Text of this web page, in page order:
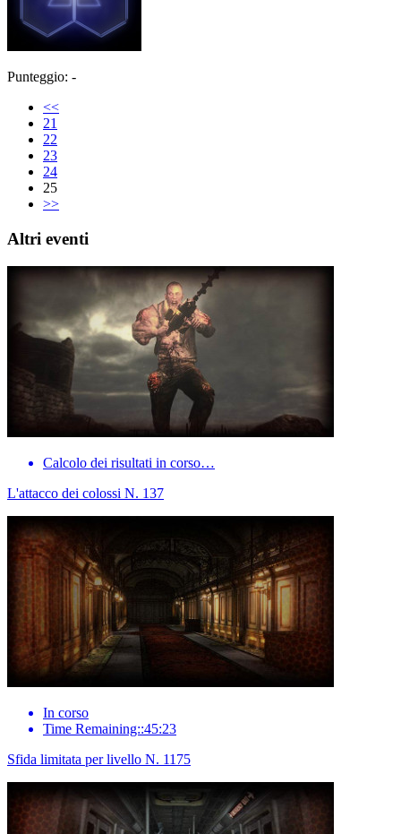
Punteggio: -
<<
21
22
23
24
25
>>
Altri eventi
Calcolo dei risultati in corso…
L'attacco dei colossi N. 137
In corso
Time Remaining::45:23
Sfida limitata per livello N. 1175